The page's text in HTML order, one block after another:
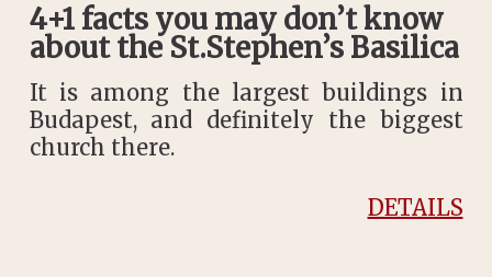
4+1 facts you may don’t know
about the St.Stephen’s Basilica
It is among the largest buildings in
Budapest, and definitely the biggest
church there.
DETAILS